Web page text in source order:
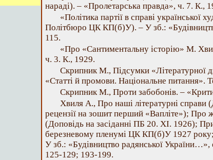
нараді). – «Пролетарська правда», ч. 7. К.,
«Політика партії в справі української
Політбюро ЦК КП(б)У). – У зб.:
115.
«Про «Сантиментальну історію» М.
ч. 3. К., 1929.
Скрипник М., Підсумки «Літературної
«Статті й промови. Національне
Скрипник М., Проти забобонів. –
Хвиля А., Про наші літературні справи
рецензії на зошит перший «Вапліте»);
(Доповідь на засіданні ПБ 20. XI. 1926);
березневому пленумі ЦК КП(б)У 1927
У зб.: «Будівництво радянської
125-129; 193-199.